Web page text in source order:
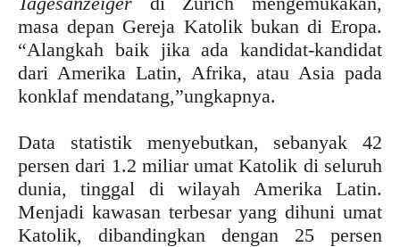
masa depan Gereja Katolik bukan di Eropa.
“Alangkah baik jika ada kandidat-kandidat
dari Amerika Latin, Afrika, atau Asia pada
konklaf mendatang,”ungkapnya.
Data statistik menyebutkan, sebanyak 42
persen dari 1.2 miliar umat Katolik di seluruh
dunia, tinggal di wilayah Amerika Latin.
Menjadi kawasan terbesar yang dihuni umat
Katolik, dibandingkan dengan 25 persen